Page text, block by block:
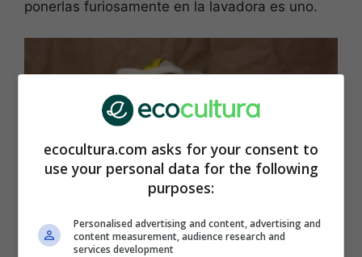
ponerlas furiosamente en la lavadora es uno.
(Foto: Canva)
ecocultura.com asks for your consent to
use your personal data for the following
purposes:
Personalised advertising and content, advertising and
content measurement, audience research and
services development